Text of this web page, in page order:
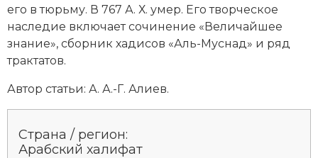
Новейшая история
Нумизматика
Образование
Общественные объединения и организации
Политическая история
его в тюрьму. В 767 А. Х. умер. Его творческое
наследие включает сочинение «Величайшее
знание», сборник хадисов «Аль-Муснад» и ряд
трактатов.
Автор статьи: А. А.-Г. Алиев.
Страна / регион:
Арабский халифат